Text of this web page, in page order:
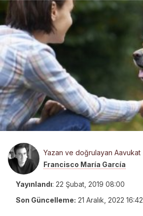
Yazan ve doğrulayan Aavukat
Francisco María García
Yayınlandı: 22 Şubat, 2019 08:00
Son Güncelleme: 21 Aralık, 2022 16:42